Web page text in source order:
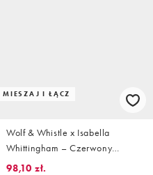
MIESZAJ I ŁĄCZ
Wolf & Whistle x Isabella
Whittingham – Czerwony
fakturowany dół od bikini z
98,10 zł.